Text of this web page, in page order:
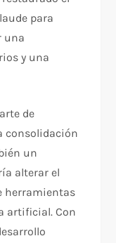
para
una
y una
de
consolidación
un
alterar el
herramientas
artificial. Con